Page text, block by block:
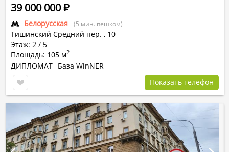
Белорусская (5 мин. пешком)
Тишинский Средний пер. , 10
Этаж: 2 / 5
Площадь: 105 м2
39 000 000Р
ДИПЛОМАТ База WinNER
Показать телефон